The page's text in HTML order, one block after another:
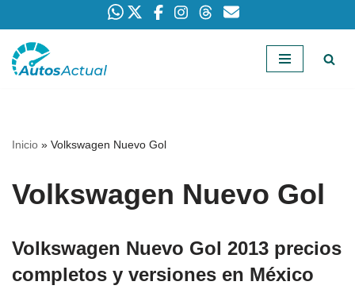
Saltar
Inicio » Volkswagen Nuevo Gol
Volkswagen Nuevo Gol
Volkswagen Nuevo Gol 2013 precios
completos y versiones en México